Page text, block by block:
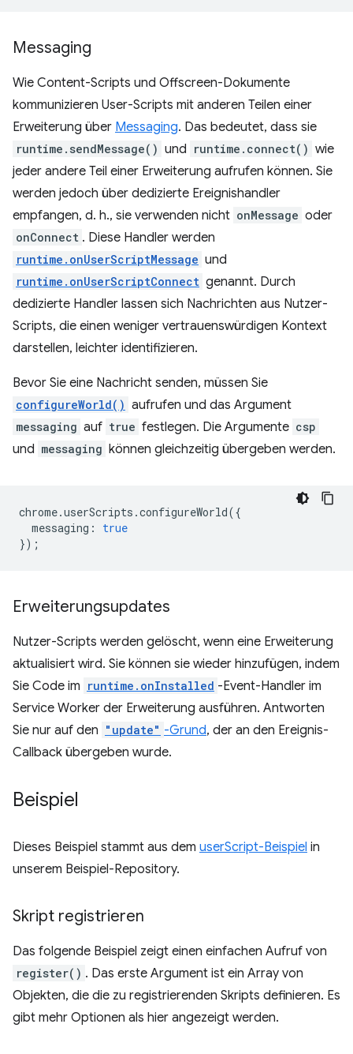
Messaging
Wie Content-Scripts und Offscreen-Dokumente
kommunizieren User-Scripts mit anderen Teilen einer
Erweiterung über Messaging. Das bedeutet, dass sie
runtime.sendMessage() und runtime.connect() wie
jeder andere Teil einer Erweiterung aufrufen können. Sie
werden jedoch über dedizierte Ereignishandler
empfangen, d. h., sie verwenden nicht onMessage oder
onConnect . Diese Handler werden
runtime.onUserScriptMessage und
runtime.onUserScriptConnect genannt. Durch
dedizierte Handler lassen sich Nachrichten aus Nutzer-
Scripts, die einen weniger vertrauenswürdigen Kontext
darstellen, leichter identifizieren.
Bevor Sie eine Nachricht senden, müssen Sie
configureWorld() aufrufen und das Argument
messaging auf true festlegen. Die Argumente csp
und messaging können gleichzeitig übergeben werden.
chrome.userScripts .configureWorld({
messaging :
true
});
Erweiterungsupdates
Nutzer-Scripts werden gelöscht, wenn eine Erweiterung
aktualisiert wird. Sie können sie wieder hinzufügen, indem
Sie Code im runtime.onInstalled -Event-Handler im
Service Worker der Erweiterung ausführen. Antworten
Sie nur auf den "update" -Grund, der an den Ereignis-
Callback übergeben wurde.
Beispiel
Dieses Beispiel stammt aus dem userScript-Beispiel in
unserem Beispiel-Repository.
Skript registrieren
Das folgende Beispiel zeigt einen einfachen Aufruf von
register() . Das erste Argument ist ein Array von
Objekten, die die zu registrierenden Skripts definieren. Es
gibt mehr Optionen als hier angezeigt werden.